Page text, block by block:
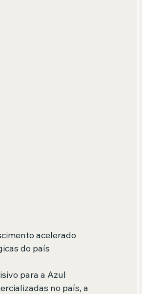
acelerado
do país
para a Azul
no país, a